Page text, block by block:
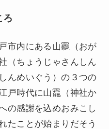
ろ
市内にある山龗（おが
（ちょうじゃさんしん
んめいぐう）の３つの
戸時代に山龗（神社か
の感謝を込めおみこし
たことが始まりだそう